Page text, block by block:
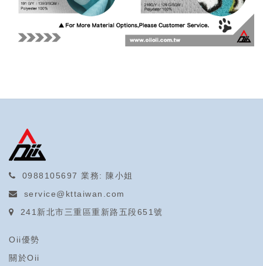
0988105697 業務: 陳小姐
service@kttaiwan.com
241新北市三重區重新路五段651號
Oii優勢
關於Oii